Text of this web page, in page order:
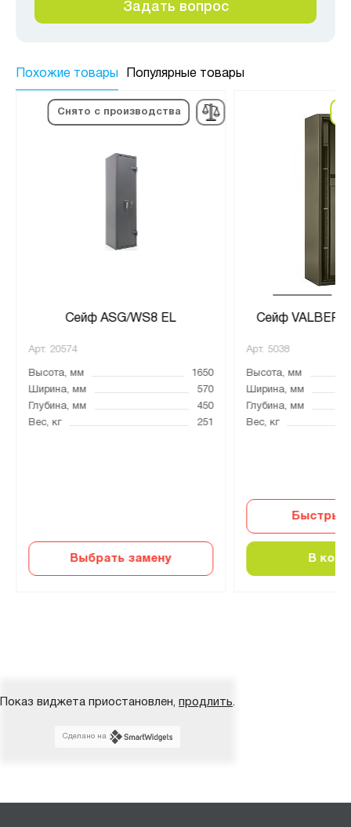
Задать вопрос
Похожие товары Популярные товары
Снято с производства
Сейф ASG/WS8 EL
Арт. 20574
Высота, мм
1650
Ширина, мм
570
Глубина, мм
450
Вес, кг
251
Выбрать замену
Сейф
Арт. 5038
Высота, мм
Ширина, мм
Глубина, мм
Вес, кг
Быстрый
В
Показ виджета приостановлен, продлить.
Сделано на